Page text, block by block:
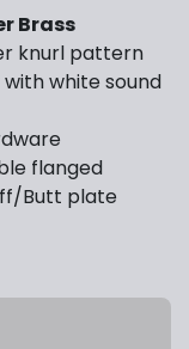
Brass
knurl pattern
white sound
flanged
Butt plate